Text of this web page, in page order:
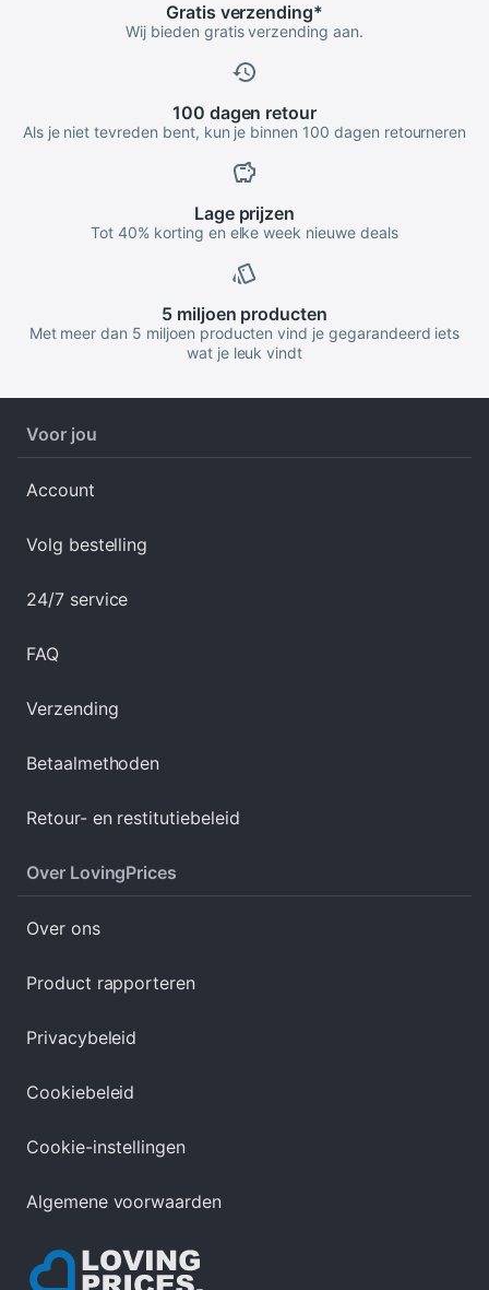
Gratis verzending*
Wij bieden gratis verzending aan.
100 dagen retour
Als je niet tevreden bent, kun je binnen 100 dagen retourneren
Lageprijzen
Tot 40% korting en elke week nieuwe deals
5 miljoen producten
Met meer dan 5 miljoen producten vind je gegarandeerd iets
wat je leuk vindt
Voor jou
Account
Volg bestelling
24/7 service
FAQ
Verzending
Betaalmethoden
Retour- en restitutiebeleid
Over LovingPrices
Over ons
Product rapporteren
Privacybeleid
Cookiebeleid
Cookie-instellingen
Algemene voorwaarden